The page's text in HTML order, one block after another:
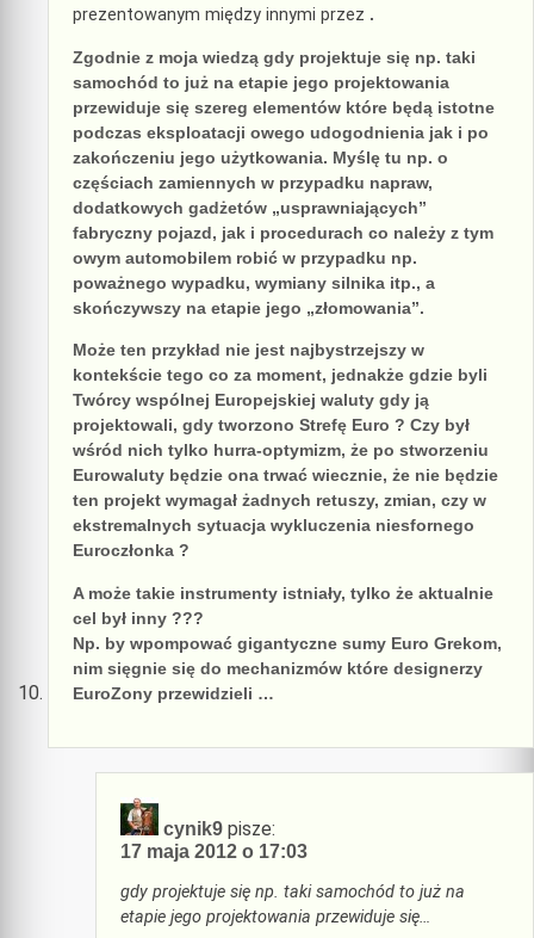
prezentowanym między innymi przez .
Zgodnie z moja wiedzą gdy projektuje się np. taki
samochód to już na etapie jego projektowania
przewiduje się szereg elementów które będą istotne
podczas eksploatacji owego udogodnienia jak i po
zakończeniu jego użytkowania. Myślę tu np. o
częściach zamiennych w przypadku napraw,
dodatkowych gadżetów „usprawniających”
fabryczny pojazd, jak i procedurach co należy z tym
owym automobilem robić w przypadku np.
poważnego wypadku, wymiany silnika itp., a
skończywszy na etapie jego „złomowania”.
Może ten przykład nie jest najbystrzejszy w
kontekście tego co za moment, jednakże gdzie byli
Twórcy wspólnej Europejskiej waluty gdy ją
projektowali, gdy tworzono Strefę Euro ? Czy był
wśród nich tylko hurra-optymizm, że po stworzeniu
Eurowaluty będzie ona trwać wiecznie, że nie będzie
ten projekt wymagał żadnych retuszy, zmian, czy w
ekstremalnych sytuacja wykluczenia niesfornego
Euroczłonka ?
A może takie instrumenty istniały, tylko że aktualnie
cel był inny ???
Np. by wpompować gigantyczne sumy Euro Grekom,
nim sięgnie się do mechanizmów które designerzy
EuroZony przewidzieli …
cynik9 pisze:
17 maja 2012 o 17:03
gdy projektuje się np. taki samochód to już na
etapie jego projektowania przewiduje się…